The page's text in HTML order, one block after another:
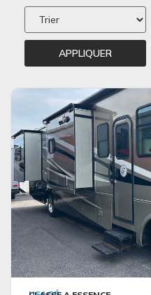
APPLIQUER
VOIR